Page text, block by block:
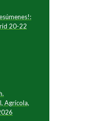
20-22
Agrícola,